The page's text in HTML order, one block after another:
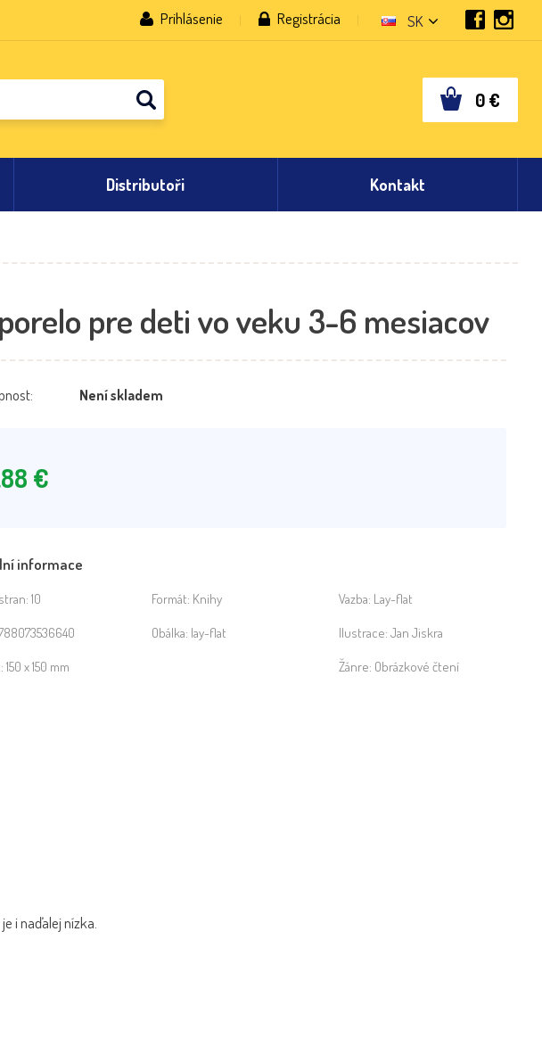
Prihlásenie Registrácia SK
0€
Distributoři Kontakt
pre deti vo veku 3-6 mesiacov
Není skladem
€
informace
10
150 x 150 mm
Formát: Knihy
Obálka: lay-flat
Vazba: Lay-flat
Ilustrace: Jan Jiskra
Žánre: Obrázkové čtení
i naďalej nízka.